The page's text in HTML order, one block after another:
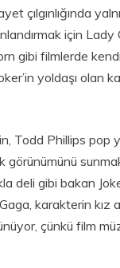
çılgınlığında
için
gibi filmlerde
yoldaşı olan
Todd Phillips pop
görünümünü
deli gibi bakan
karakterin kız
çünkü film